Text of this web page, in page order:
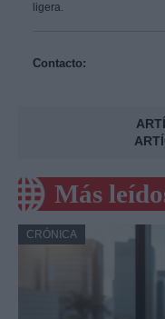
ligera.
Contacto:
Más
CRÓNICA